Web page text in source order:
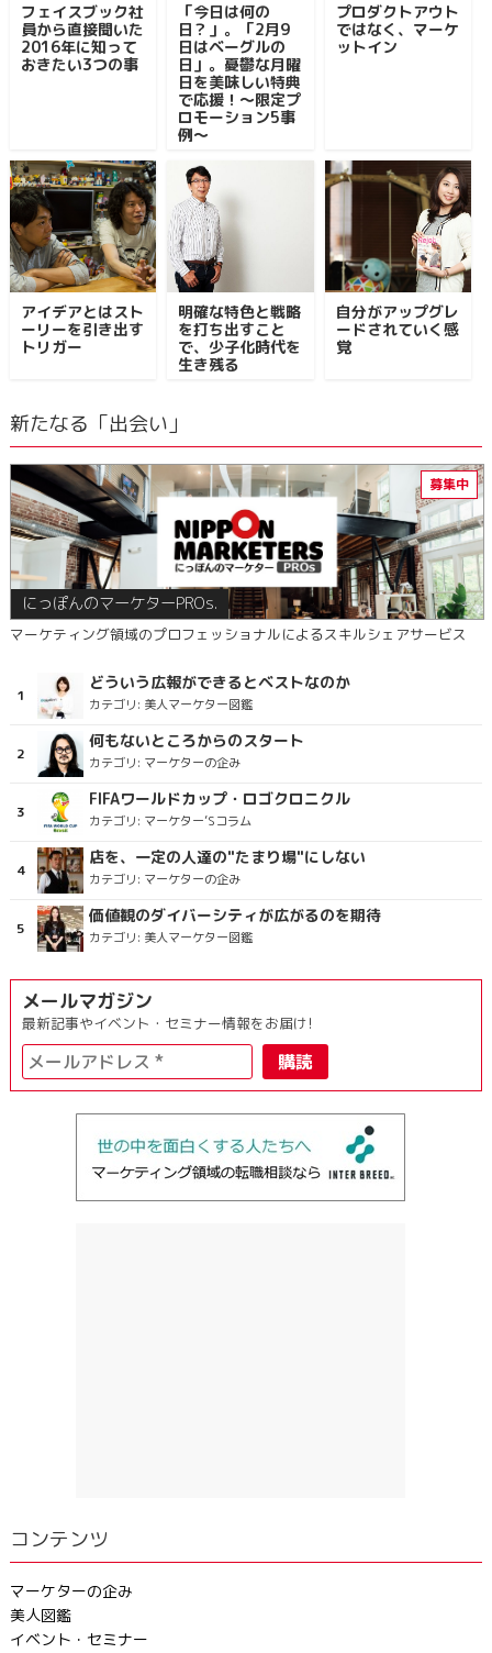
フェイスブック社
員から直接聞いた
2016年に知って
おきたい3つの事
「今日は何の
日？」。「2月9
日はベーグルの
日」。憂鬱な月曜
日を美味しい特典
で応援！～限定プ
ロモーション5事
例～
プロダクトアウト
ではなく、マーケ
ットイン
アイデアとはスト
ーリーを引き出す
トリガー
明確な特色と戦略
を打ち出すこと
で、少子化時代を
生き残る
自分がアップグレ
ードされていく感
覚
新たなる「出会い」
にっぽんのマーケターPROs.
マーケティング領域のプロフェッショナルによるスキルシェアサービス
どういう広報ができるとベストなのか
カテゴリ: 美人マーケター図鑑
何もないところからのスタート
カテゴリ: マーケターの企み
FIFAワールドカップ・ロゴクロニクル
カテゴリ: マーケター’Sコラム
店を、一定の人達の"たまり場"にしない
カテゴリ: マーケターの企み
価値観のダイバーシティが広がるのを期待
カテゴリ: 美人マーケター図鑑
メールマガジン
最新記事やイベント・セミナー情報をお届け!
コンテンツ
マーケターの企み
美人図鑑
イベント・セミナー